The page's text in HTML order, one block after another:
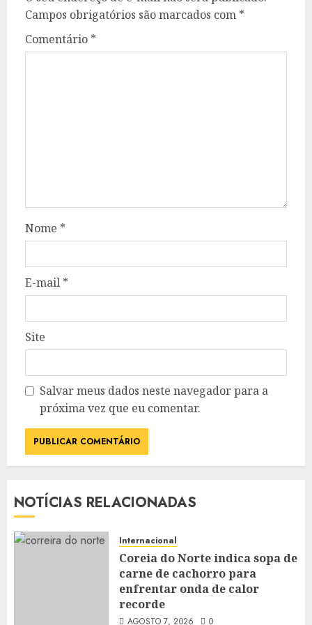
Campos obrigatórios são marcados com *
Comentário *
Nome *
E-mail *
Site
Salvar meus dados neste navegador para a
próxima vez que eu comentar.
NOTÍCIAS RELACIONADAS
Internacional
Coreia do Norte indica sopa de
carne de cachorro para
enfrentar onda de calor
recorde
AGOSTO 7, 2026 0